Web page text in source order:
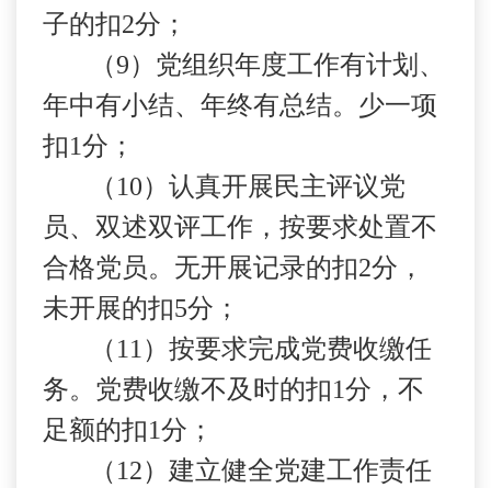
子的扣2分；
（9）党组织年度工作有计划、
年中有小结、年终有总结。少一项
扣1分；
（ 10）认真开展民主评议党
员、双述双评工作，按要求处置不
合格党员。无开展记录的扣2分，
未开展的扣5分；
（ 11 ）按要求完成党费收缴任
务。党费收缴不及时的扣1分，不
足额的扣1分；
（ 12）建立健全党建工作责任